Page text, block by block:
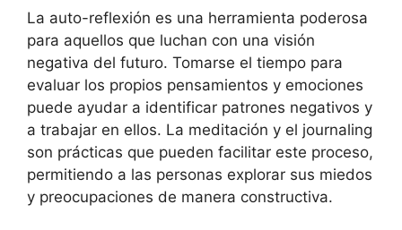
La auto-reflexión es una herramienta poderosa
para aquellos que luchan con una visión
negativa del futuro. Tomarse el tiempo para
evaluar los propios pensamientos y emociones
puede ayudar a identificar patrones negativos y
a trabajar en ellos. La meditación y el journaling
son prácticas que pueden facilitar este proceso,
permitiendo a las personas explorar sus miedos
y preocupaciones de manera constructiva.